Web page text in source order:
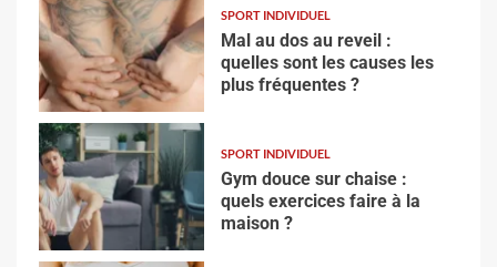
SPORT INDIVIDUEL
Mal au dos au reveil :
quelles sont les causes les
plus fréquentes ?
SPORT INDIVIDUEL
Gym douce sur chaise :
quels exercices faire à la
maison ?